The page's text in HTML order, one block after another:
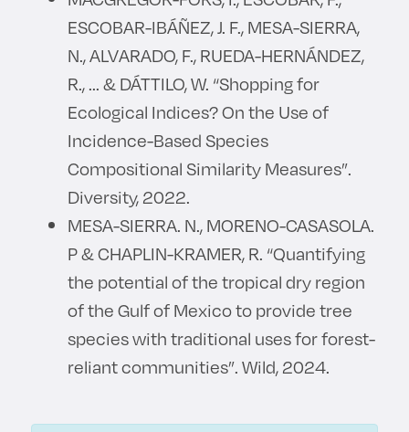
ESCOBAR-IBÁÑEZ, J. F., MESA-SIERRA,
N., ALVARADO, F., RUEDA-HERNÁNDEZ,
R., ... & DÁTTILO, W. “Shopping for
Ecological Indices? On the Use of
Incidence-Based Species
Compositional Similarity Measures”.
Diversity, 2022.
MESA-SIERRA. N., MORENO-CASASOLA.
P & CHAPLIN-KRAMER, R. “Quantifying
the potential of the tropical dry region
of the Gulf of Mexico to provide tree
species with traditional uses for forest-
reliant communities”. Wild, 2024.